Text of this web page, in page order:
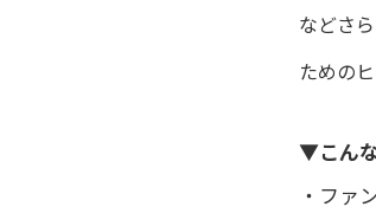
などさ
ための
▼こん
・ファ